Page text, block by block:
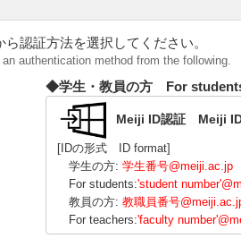
ら認証方法を選択してください。
authentication method from the following.
◆学生・教員の方 For
Meiji ID認証 Meiji
[IDの形式 ID format]
学生の方: 学生番号@meiji.ac.jp
For students:'student
教員の方: 教職員番号
For teachers:'faculty